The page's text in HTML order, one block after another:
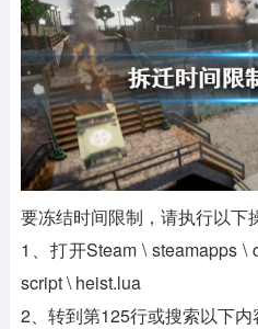
要冻结时间限制，请执行以下
1、打开Steam \ steamapps \
script \ heist.lua
2、转到第125行或搜索以下内